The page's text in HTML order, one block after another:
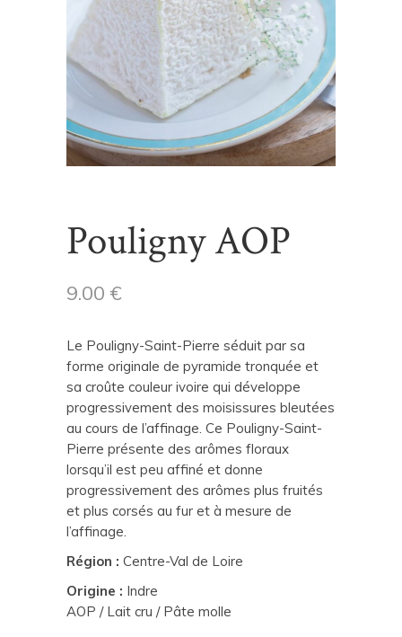
Pouligny AOP
9.00 €
Le Pouligny-Saint-Pierre séduit par sa
forme originale de pyramide tronquée et
sa croûte couleur ivoire qui développe
progressivement des moisissures bleutées
au cours de l’affinage. Ce Pouligny-Saint-
Pierre présente des arômes floraux
lorsqu’il est peu affiné et donne
progressivement des arômes plus fruités
et plus corsés au fur et à mesure de
l’affinage.
Région : Centre-Val de Loire
Origine : Indre
AOP / Lait cru / Pâte molle